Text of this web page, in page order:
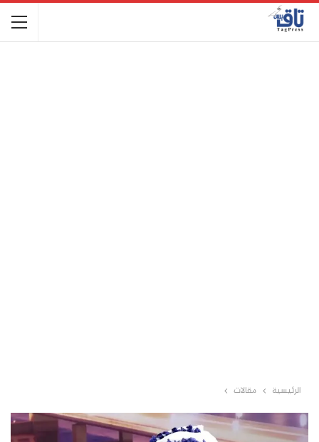
الرئيسية مقالات